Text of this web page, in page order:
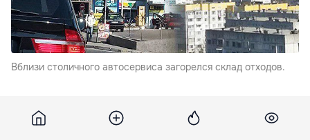
Вблизи столичного автосервиса загорелся склад отходов.
Как сообщили в Генеральном инспекторате по
чрезвычайным ситуациям, там загорелись мусор и